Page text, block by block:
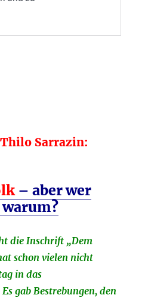
Sarrazin:
– aber wer
die Inschrift „Dem
schon vielen nicht
in das
gab Bestrebungen, den